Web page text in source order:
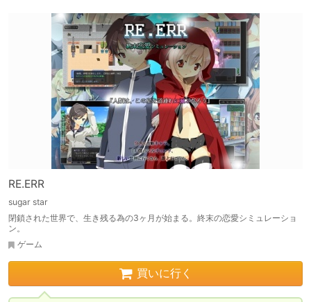
RE.ERR
sugar star
閉鎖された世界で、生き残る為の3ヶ月が始まる。終末の恋愛シミュレーショ
ン。
ゲーム
買いに行く